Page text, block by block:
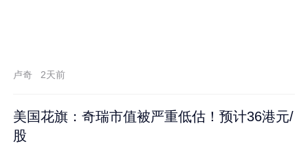
卢奇 2天前
美国花旗：奇瑞市值被严重低估！预计36港元/
股